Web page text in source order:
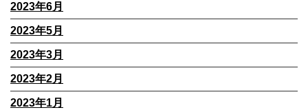
2023年6月
2023年5月
2023年3月
2023年2月
2023年1月